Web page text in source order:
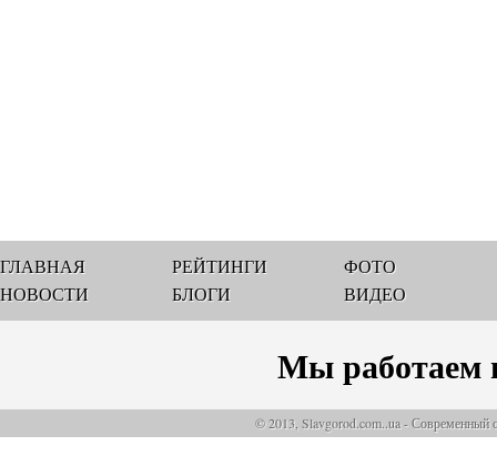
ГЛАВНАЯ
НОВОСТИ
РЕЙТИНГИ
БЛОГИ
ФОТО
ВИДЕО
Мы работаем
© 2013, Slavgorod.com..ua - Современный